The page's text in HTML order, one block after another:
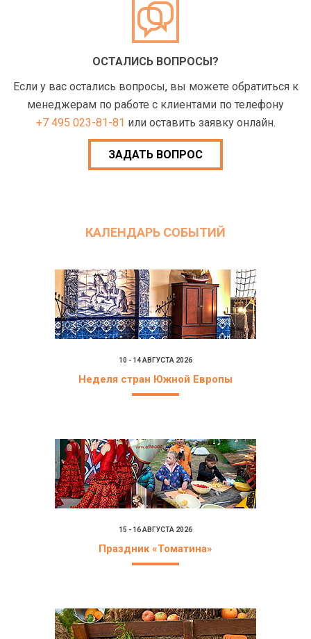
ОСТАЛИСЬ ВОПРОСЫ?
Если у вас остались вопросы, вы можете обратиться к
менеджерам по работе с клиентами по телефону
+7 495 023-81-81 или оставить заявку онлайн.
ЗАДАТЬ ВОПРОС
КАЛЕНДАРЬ СОБЫТИЙ
10 - 14 АВГУСТА 2026
Неделя стран Южной Европы
15 - 16 АВГУСТА 2026
Праздник «Томатина»